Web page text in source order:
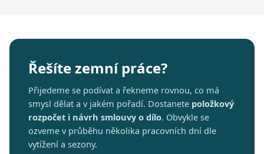
Řešíte zemní práce?
Přijedeme se podívat a řekneme rovnou, co má
smysl dělat a v jakém pořadí. Dostanete položkový
rozpočet i návrh smlouvy o dílo. Obvykle se
ozveme v průběhu několika pracovních dní dle
vytížení a sezony.